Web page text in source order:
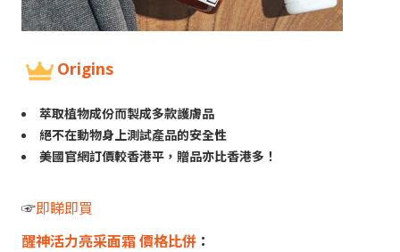
Origins
萃取植物成份而製成多款護膚品
絕不在動物身上測試產品的安全性
美國官網訂價較香港平，贈品亦比香港多！
☞即睇即買
醒神活力亮采面霜 價格比併 ：